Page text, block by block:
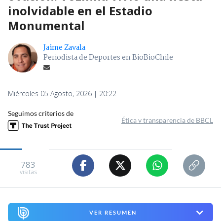
inolvidable en el Estadio
Monumental
Jaime Zavala
Periodista de Deportes en BioBioChile
Miércoles 05 Agosto, 2026 | 20:22
Seguimos criterios de
Ética y transparencia de BBCL
783
visitas
VER RESUMEN